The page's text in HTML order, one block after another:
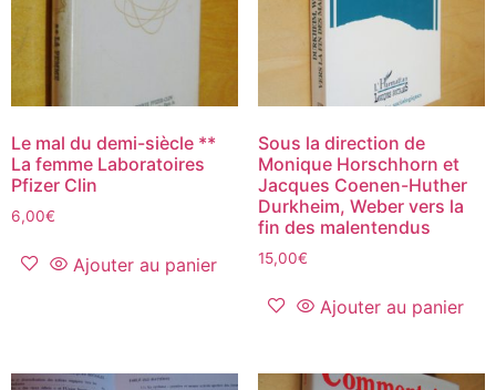
Le mal du demi-siècle **
La femme Laboratoires
Pfizer Clin
6,00€
Ajouter au panier
Sous la direction de
Monique Horschhorn et
Jacques Coenen-Huther
Durkheim, Weber vers la
fin des malentendus
15,00€
Ajouter au panier